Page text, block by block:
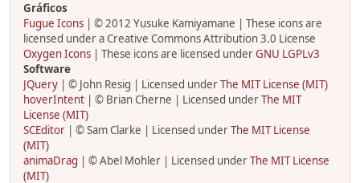
Gráficos
Fugue Icons | © 2012 Yusuke Kamiyamane | These icons are
licensed under a Creative Commons Attribution 3.0 License
Oxygen Icons | These icons are licensed underGNU LGPLv3
Software
JQuery | © John Resig | Licensed underThe MIT License (MIT)
hoverIntent | © Brian Cherne | Licensed underThe MIT
License (MIT)
SCEditor | © Sam Clarke | Licensed underThe MIT License
(MIT)
animaDrag | © Abel Mohler | Licensed underThe MIT License
(MIT)